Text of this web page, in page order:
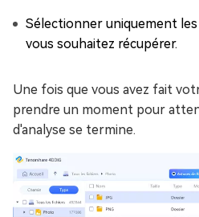
Sélectionner uniquement
vous souhaitez récupérer.
Une fois que vous avez fait
prendre un moment pour
d'analyse se termine.